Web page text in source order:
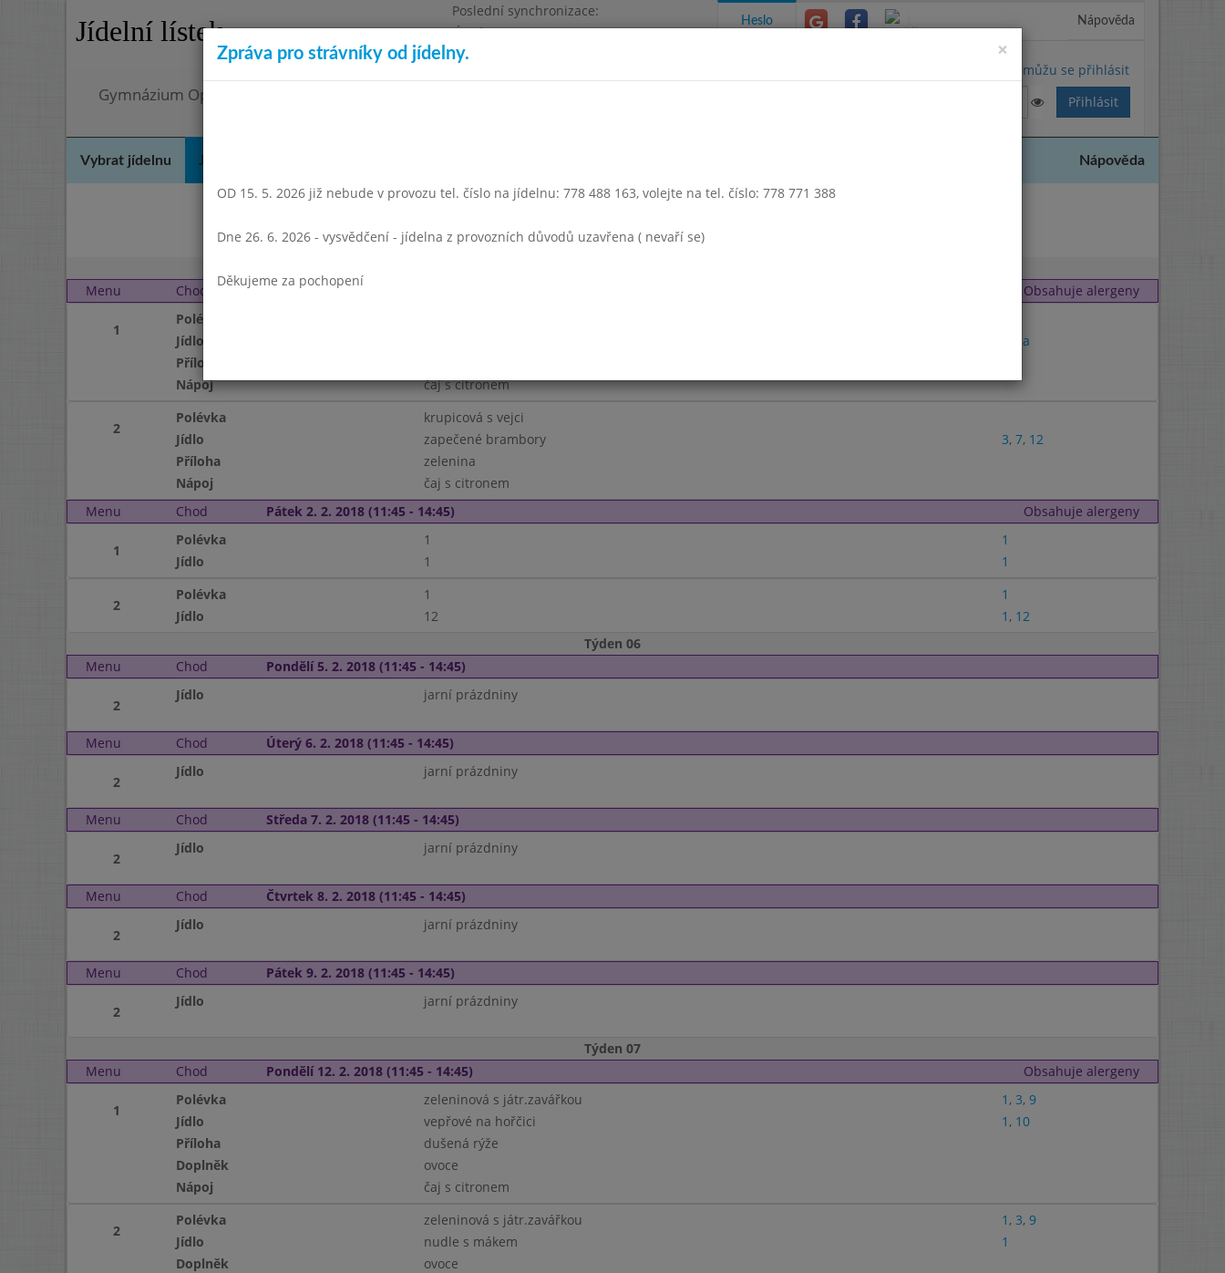
Jídelní lístek
Poslední synchronizace:
Úterý 4.8.2026 12:59
Omezení objednávek
Gymnázium Opatov, Praha 4, Konstantinova 1500
Heslo Nápověda
Nemůžu se přihlásit
Vybrat jídelnu Jídelní lístek Nápověda
Menu
Chod Čtvrtek 1. 2. 2018 (11:45 - 14:45) Obsahuje alergeny
1
Polévka
Jídlo
1a
Příloha
Nápoj
čaj s citronem
2
Polévka
krupicová s vejci
Jídlo
zapečené brambory 3, 7, 12
Příloha
zelenina
Nápoj
čaj s citronem
Menu
Chod Pátek 2. 2. 2018 (11:45 - 14:45) Obsahuje alergeny
1
Polévka 1
1
Jídlo
1 1
2
Polévka 1
1
Jídlo
12 1 , 12
Týden 06
Menu
Chod Pondělí 5. 2. 2018 (11:45 - 14:45)
2
Jídlo jarní prázdniny
Menu Chod Úterý 6. 2. 2018 (11:45 - 14:45)
2
Jídlo jarní prázdniny
Menu Chod Středa 7. 2. 2018 (11:45 - 14:45)
2
Jídlo jarní prázdniny
Menu Chod Čtvrtek 8. 2. 2018 (11:45 - 14:45)
2
Jídlo jarní prázdniny
Menu Chod Pátek 9. 2. 2018 (11:45 - 14:45)
2
Jídlo jarní prázdniny
Týden 07
Menu
Chod Pondělí 12. 2. 2018 (11:45 - 14:45) Obsahuje alergeny
1
Polévka zeleninová s játr.zavářkou 1 , 3, 9
Jídlo
vepřové na hořčici 1 , 10
Příloha
dušená rýže
Doplněk
ovoce
Nápoj
čaj s citronem
2
Polévka zeleninová s játr.zavářkou 1 , 3, 9
Jídlo
nudle s mákem
1
Doplněk
ovoce
×
Zpráva pro strávníky od jídelny.
OD 15. 5. 2026 již nebude v provozu tel. číslo na jídelnu: 778 488 163, volejte na tel. číslo: 778 771 388
Dne 26. 6. 2026 - vysvědčení - jídelna z provozních důvodů uzavřena ( nevaří se)
Děkujeme za pochopení